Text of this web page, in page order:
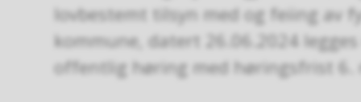
lovbestemt tilsyn med og feiing av
kommune, datert 26.06.2024
offentlig høring med høringsfrist 6.